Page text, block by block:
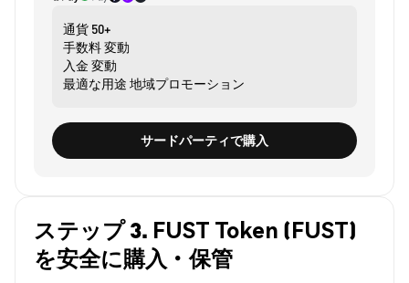
通貨 50+
手数料変動
入金 変動
最適な用途 地域プロモーション
サードパーティで購入
ステップ 3. FUST Token (FUST)
を安全に購入・保管